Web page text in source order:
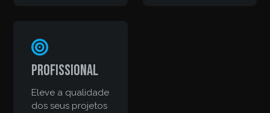
Profissional
Eleve a qualidade
dos seus projetos